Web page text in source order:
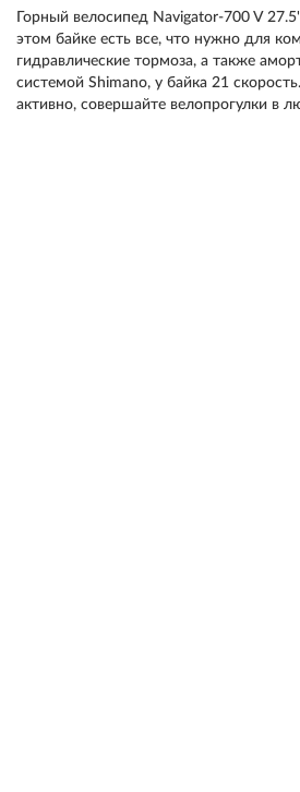
Горный велосипед Navigator-700 V
этом байке есть все, что нужно для
гидравлические тормоза, а также
системой Shimano, у байка 21
активно, совершайте велопрогулки в